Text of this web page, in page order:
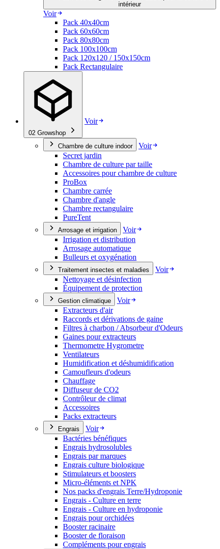
intérieur
Voir
Pack 40x40cm
Pack 60x60cm
Pack 80x80cm
Pack 100x100cm
Pack 120x120 / 150x150cm
Pack Rectangulaire
02 Growshop
Voir
Chambre de culture indoor
Voir
Secret jardin
Chambre de culture par taille
Accessoires pour chambre de culture
ProBox
Chambre carrée
Chambre d'angle
Chambre rectangulaire
PureTent
Arrosage et irrigation
Voir
Irrigation et distribution
Arrosage automatique
Bulleurs et oxygénation
Traitement insectes et maladies
Voir
Nettoyage et désinfection
Équipement de protection
Gestion climatique
Voir
Extracteurs d'air
Raccords et dérivations de gaine
Filtres à charbon / Absorbeur d'Odeurs
Gaines pour extracteurs
Thermometre Hygrometre
Ventilateurs
Humidification et déshumidification
Camoufleurs d'odeurs
Chauffage
Diffuseur de CO2
Contrôleur de climat
Accessoires
Packs extracteurs
Engrais
Voir
Bactéries bénéfiques
Engrais hydrosolubles
Engrais par marques
Engrais culture biologique
Stimulateurs et boosters
Micro-éléments et NPK
Nos packs d'engrais Terre/Hydroponie
Engrais - Culture en terre
Engrais - Culture en hydroponie
Engrais pour orchidées
Booster racinaire
Booster de floraison
Compléments pour engrais